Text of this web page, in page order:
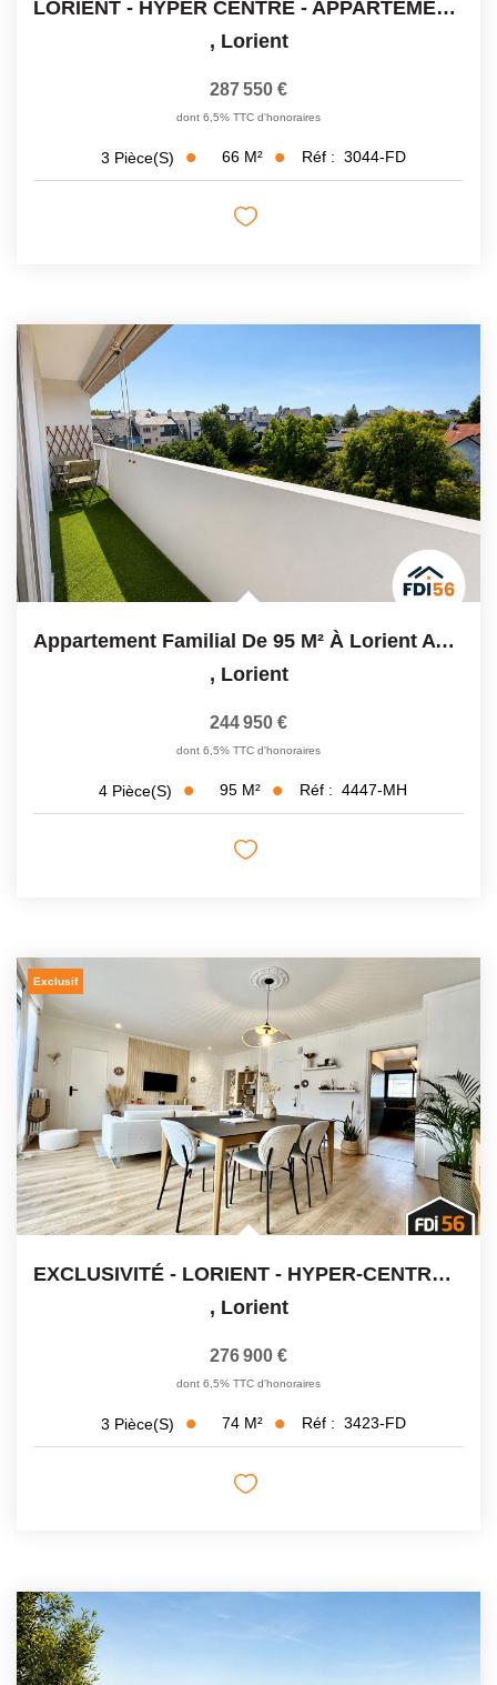
LORIENT - HYPER CENTRE - APPARTEMENT T3
, Lorient
287 550 €
dont 6,5% TTC d'honoraires
3 Pièce(s) 66 M² Réf : 3044-FD
Appartement Familial De 95 M² À Lorient Avec Garage, Cave...
, Lorient
244 950 €
dont 6,5% TTC d'honoraires
4 Pièce(s) 95 M² Réf : 4447-MH
Exclusif
EXCLUSIVITÉ - LORIENT - HYPER-CENTRE - COUP DE COEUR
, Lorient
276 900 €
dont 6,5% TTC d'honoraires
3 Pièce(s) 74 M² Réf : 3423-FD